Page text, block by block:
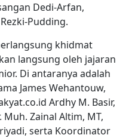
Dedi-Arfan,
Pudding.
khidmat
langsung oleh jajaran
Di antaranya adalah
James Wehantouw,
Ardhy M. Basir,
Muh. Zainal Altim, MT,
serta Koordinator